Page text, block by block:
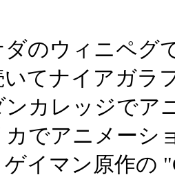
のウィニペグ
いてナイアガラ
ンカレッジでア
カでアニメーシ
ゲイマン原作